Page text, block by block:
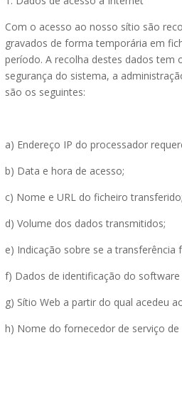
Com o acesso ao nosso sítio são
gravados de forma temporária em
período. A recolha destes dados
segurança do sistema, a
são os seguintes:
a) Endereço IP do processador
b) Data e hora de acesso;
c) Nome e URL do ficheiro transferido;
d) Volume dos dados transmitidos;
e) Indicação sobre se a transferência
f) Dados de identificação do
g) Sítio Web a partir do qual acedeu
h) Nome do fornecedor de serviço